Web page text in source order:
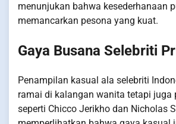
menunjukan bahwa kesederhanaan
memancarkan pesona yang kuat.
Gaya Busana Selebriti
Penampilan kasual ala selebriti
ramai di kalangan wanita tetapi juga
seperti Chicco Jerikho dan Nicholas